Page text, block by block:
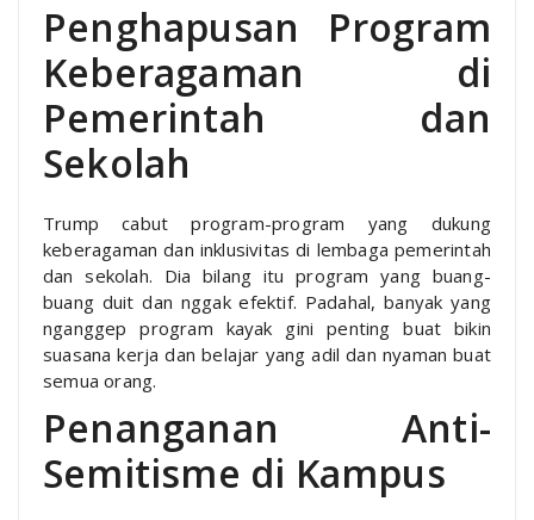
Penghapusan Program
Keberagaman di
Pemerintah dan
Sekolah
Trump cabut program-program yang dukung
keberagaman dan inklusivitas di lembaga pemerintah
dan sekolah. Dia bilang itu program yang buang-
buang duit dan nggak efektif. Padahal, banyak yang
nganggep program kayak gini penting buat bikin
suasana kerja dan belajar yang adil dan nyaman buat
semua orang.
Penanganan Anti-
Semitisme di Kampus